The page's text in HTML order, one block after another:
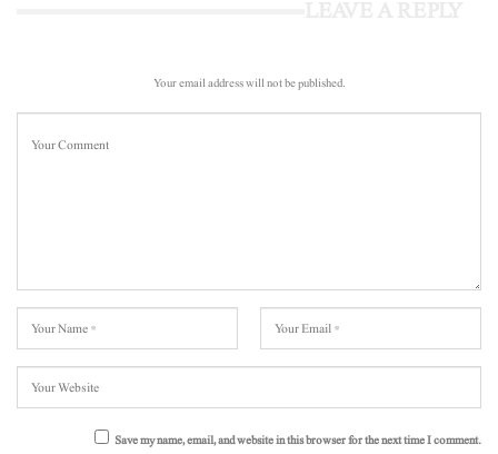
Your email address will not be published.
Save my name, email, and website in this browser for the next time I comment.